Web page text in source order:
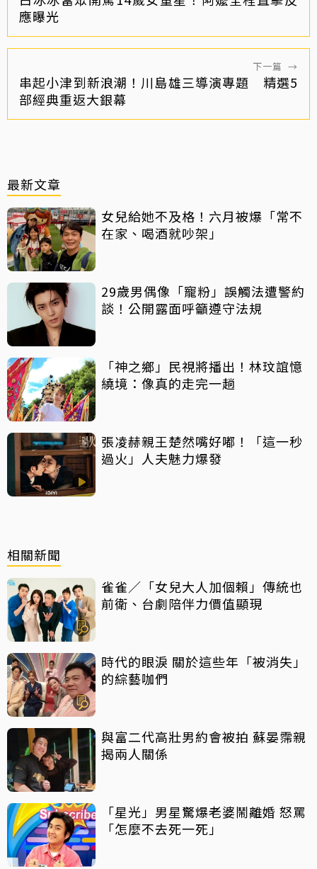
應曝光
下一篇 →
串起小津到新浪潮！川島雄三導演專題 精選5
部經典重返大銀幕
最新文章
女兒給她不及格！六月被爆「常不
在家、喝酒就吵架」
29歲男偶像「寵粉」誤觸法遭警約
談！公開露面呼籲遵守法規
「神之鄉」民視將播出！林玟誼憶
繞境：像真的走完一趟
張凌赫親王楚然嘴好嘟！「這一秒
過火」人夫魅力爆發
相關新聞
雀雀／「女兒大人加個賴」傳統也
前衛、台劇陪伴力價值顯現
時代的眼淚 關於這些年「被消失」
的綜藝咖們
與富二代高壯男約會被拍 蘇晏霈親
揭兩人關係
「星光」男星驚爆老婆鬧離婚 怒罵
「怎麼不去死一死」